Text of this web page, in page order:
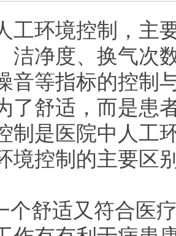
工环境控制，主
洁净度、换气次
音等指标的控制
了舒适，而是患
制是医院中人工
境控制的主要区
舒适又符合医疗